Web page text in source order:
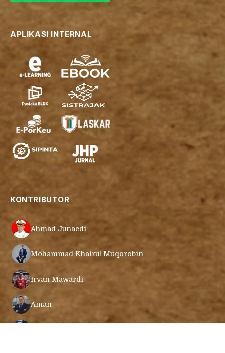
APLIKASI INTERNAL
KONTRIBUTOR
Ahmad Junaedi
Mohammad Khairul Muqorobin
Irvan Mawardi
Aman